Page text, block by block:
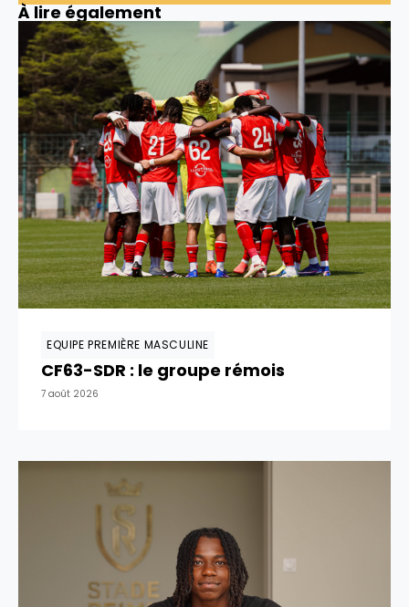
À lire également
EQUIPE PREMIÈRE MASCULINE
CF63-SDR : le groupe rémois
7 août 2026